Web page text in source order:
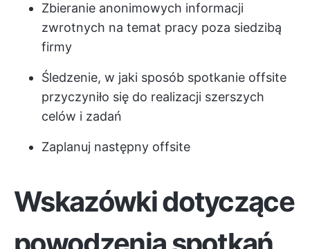
Zbieranie anonimowych informacji
zwrotnych na temat pracy poza siedzibą
firmy
Śledzenie, w jaki sposób spotkanie offsite
przyczyniło się do realizacji szerszych
celów i zadań
Zaplanuj następny offsite
Wskazówki dotyczące